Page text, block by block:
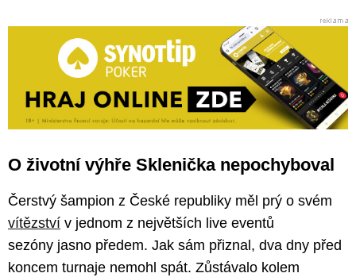
O životní výhře Sklenička nepochyboval
Čerstvý šampion z České republiky měl prý o svém
vítězství v jednom z největších live eventů
sezóny jasno předem. Jak sám přiznal, dva dny před
koncem turnaje nemohl spát. Zůstávalo kolem